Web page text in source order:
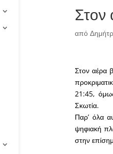
Στον
από
Στον αέρα
21:45,
Σκωτία.
Παρ’ όλα
ψηφιακή
στην